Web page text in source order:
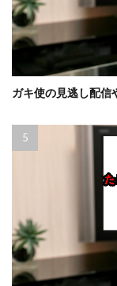
ガキ使の見逃し配信